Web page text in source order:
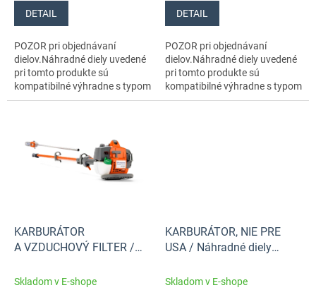
DETAIL
POZOR pri objednávaní
dielov.Náhradné diely uvedené
pri tomto produkte sú
kompatibilné výhradne s typom
stroja s číslom 965195201
DETAIL
POZOR pri objednávaní
dielov.Náhradné diely uvedené
pri tomto produkte sú
kompatibilné výhradne s typom
stroja s číslom 965195201
KARBURÁTOR
A VZDUCHOVÝ FILTER /
Skladom v E-shope
KARBURÁTOR, NIE PRE
USA / Náhradné diely
Skladom v E-shope